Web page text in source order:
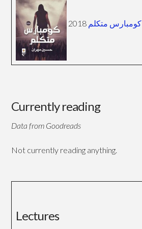
كومبارس متكلم
Currently reading
Data from Goodreads
Not currently reading anything.
Lectures